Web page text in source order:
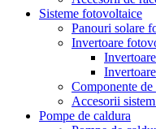
Sisteme fotovoltaice
Panouri solare
Invertoare
Componente
Accesorii
Pompe de caldura